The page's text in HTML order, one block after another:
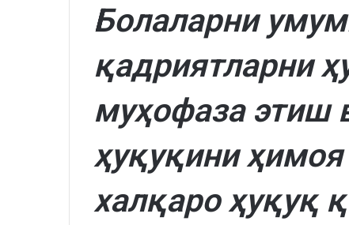
Болаларни
қадриятларни
муҳофаза этиш
ҳуқуқини
халқаро ҳуқуқ